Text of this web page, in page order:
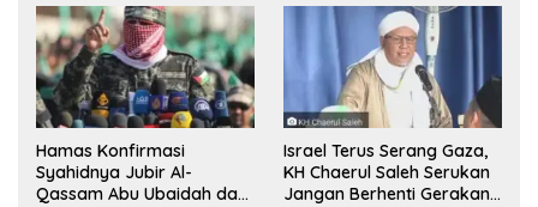
Hamas Konfirmasi
Syahidnya Jubir Al-
Qassam Abu Ubaidah dan
Israel Terus Serang Gaza,
KH Chaerul Saleh Serukan
Jangan Berhenti Gerakan